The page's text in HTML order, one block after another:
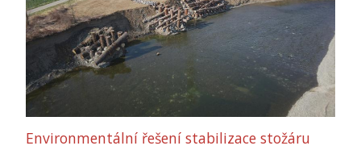
Environmentální řešení stabilizace stožáru